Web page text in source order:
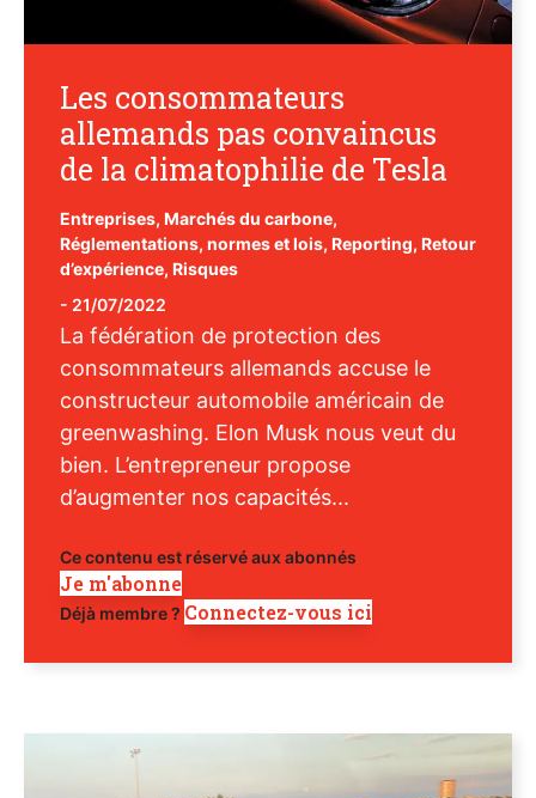
Les consommateurs
allemands pas convaincus
de la climatophilie de Tesla
Entreprises, Marchés du carbone,
Réglementations, normes et lois, Reporting, Retour
d’expérience, Risques
- 21/07/2022
La fédération de protection des
consommateurs allemands accuse le
constructeur automobile américain de
greenwashing. Elon Musk nous veut du
bien. L’entrepreneur propose
d’augmenter nos capacités...
Ce contenu est réservé aux abonnés
Je m'abonne
Déjà membre ? Connectez-vous ici